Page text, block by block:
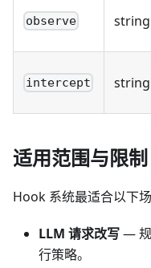
observe
intercept
适用范围与限制
Hook 系统最适合以下场
LLM 请求改写— 规
行策略。